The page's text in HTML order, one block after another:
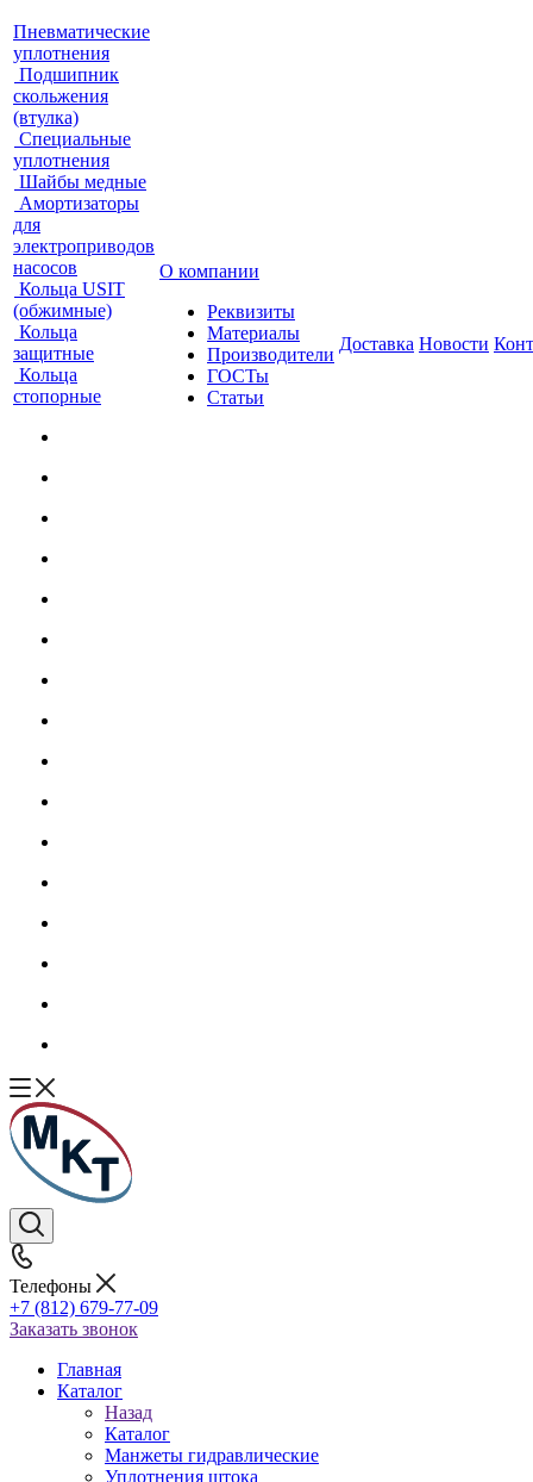
Пневматические
уплотнения
Подшипник
скольжения
(втулка)
Специальные
уплотнения
Шайбы медные
Амортизаторы
для
электроприводов
насосов
Кольца USIT
(обжимные)
Кольца
защитные
Кольца
стопорные
О компании
Реквизиты
Материалы
Производители
ГОСТы
Статьи
Доставка Новости
Телефоны
+7 (812) 679-77-09
Заказать звонок
Главная
Каталог
Назад
Каталог
Манжеты гидравлические
Уплотнения штока